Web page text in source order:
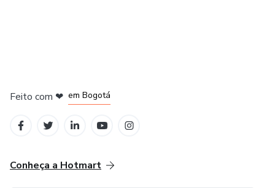
Feito com ❤ em Bogotá
Conheça a Hotmart